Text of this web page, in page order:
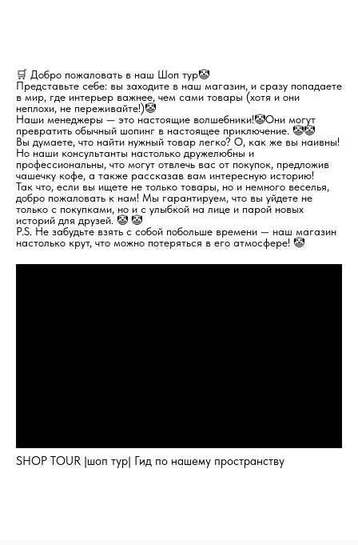
🛒 Добро пожаловать в наш Шоп тур🤡
Представьте себе: вы заходите в наш магазин, и сразу попадаете
в мир, где интерьер важнее, чем сами товары (хотя и они
неплохи, не переживайте!)🤡
Наши менеджеры — это настоящие волшебники!🤡Они могут
превратить обычный шопинг в настоящее приключение. 🤡🤡
Вы думаете, что найти нужный товар легко? О, как же вы наивны!
Но наши консультанты настолько дружелюбны и
профессиональны, что могут отвлечь вас от покупок, предложив
чашечку кофе, а также рассказав вам интересную историю!
Так что, если вы ищете не только товары, но и немного веселья,
добро пожаловать к нам! Мы гарантируем, что вы уйдете не
только с покупками, но и с улыбкой на лице и парой новых
историй для друзей. 🤡 🤡
P.S. Не забудьте взять с собой побольше времени — наш магазин
настолько крут, что можно потеряться в его атмосфере! 🤡
SHOP TOUR |шоп тур| Гид по нашему пространству